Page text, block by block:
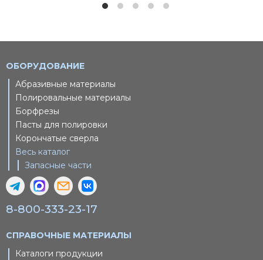
ОБОРУДОВАНИЕ
Абразивные материалы
Полировальные материалы
Борфрезы
Пасты для полировки
Корончатые сверла
Весь каталог
Запасные части
8-800-333-23-17
СПРАВОЧНЫЕ МАТЕРИАЛЫ
Каталоги продукции